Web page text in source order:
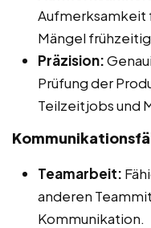
Aufmerksamkeit
Mängel
Präzision:
Prüfung der
Teilzeitjobs und
Teamarbeit:
anderen
Kommunikation.